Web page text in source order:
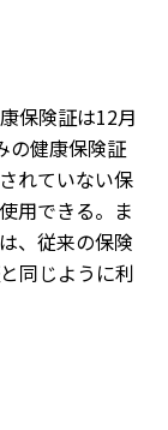
保険証は12月
の健康保険証
れていない保
用できる。ま
、従来の保険
同じように利